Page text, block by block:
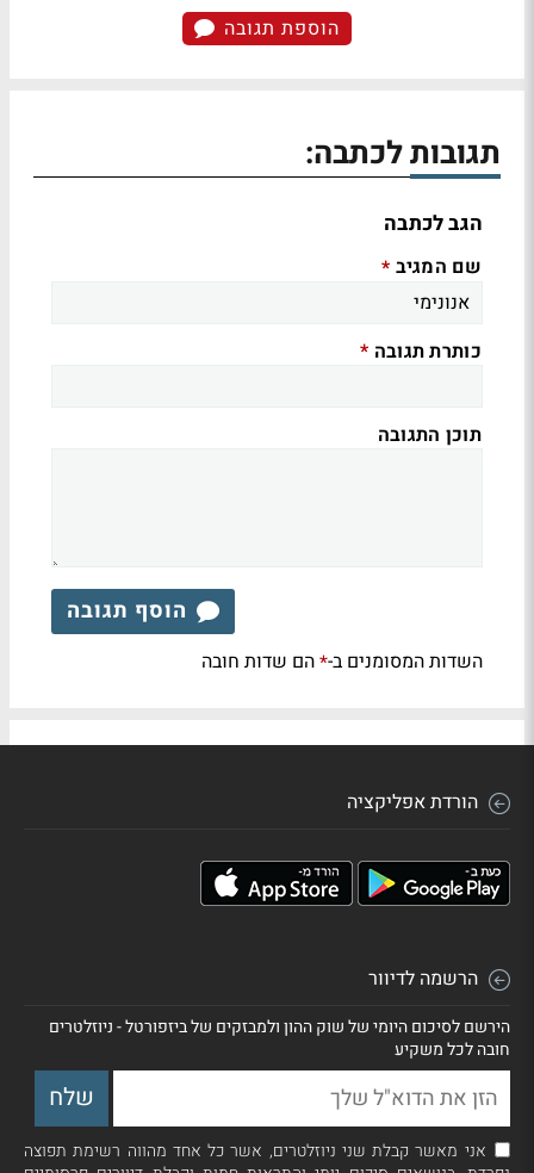
הוספת תגובה
תגובות לכתבה:
הגב לכתבה
שם המגיב *
כותרת תגובה *
תוכן התגובה
הוסף תגובה
השדות המסומנים ב-*הם שדות חובה
הורדת אפליקציה
הרשמה לדיוור
הירשם לסיכום היומי של שוק ההון ולמבזקים של ביזפורטל - ניוזלטרים
חובה לכל משקיע
אני מאשר קבלת שני ניוזלטרים, אשר כל אחד מהווה רשימת תפוצה